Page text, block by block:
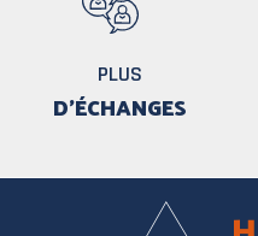
PLUS
D'ÉCHANGES